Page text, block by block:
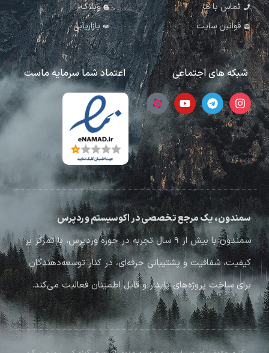
تماس با ما
قوانین سایت
وبلاگ
بازاریابی
شبکه های اجتماعی اعتماد شما سرمایه ماست
سمندون، یک مرجع تخصصی در اکوسیستم وردپرس
سمندون با بیش از ۹ سال تجربه در حوزه وردپرس، با تمرکز بر
کیفیت، شفافیت و پشتیبانی حرفه‌ای، در کنار توسعه‌دهندگان
برای ساخت پروژه‌های پایدار و قابل اطمینان فعالیت می‌کند.